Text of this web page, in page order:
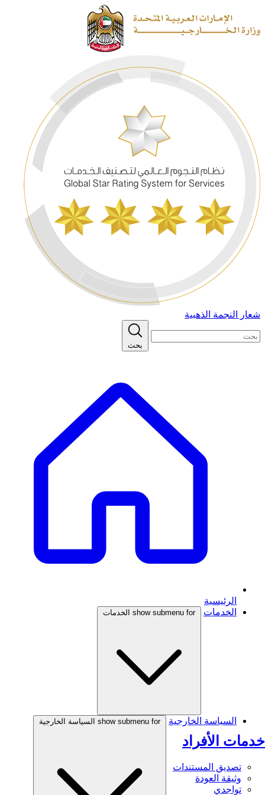
شعار النجمة الذهبية
بحث
الرئيسية
الخدمات
show submenu for الخدمات
خدمات الأفراد
تصديق المستندات
وثيقة العودة
تواجدي
السياسة الخارجية show submenu for السياسة الخارجية